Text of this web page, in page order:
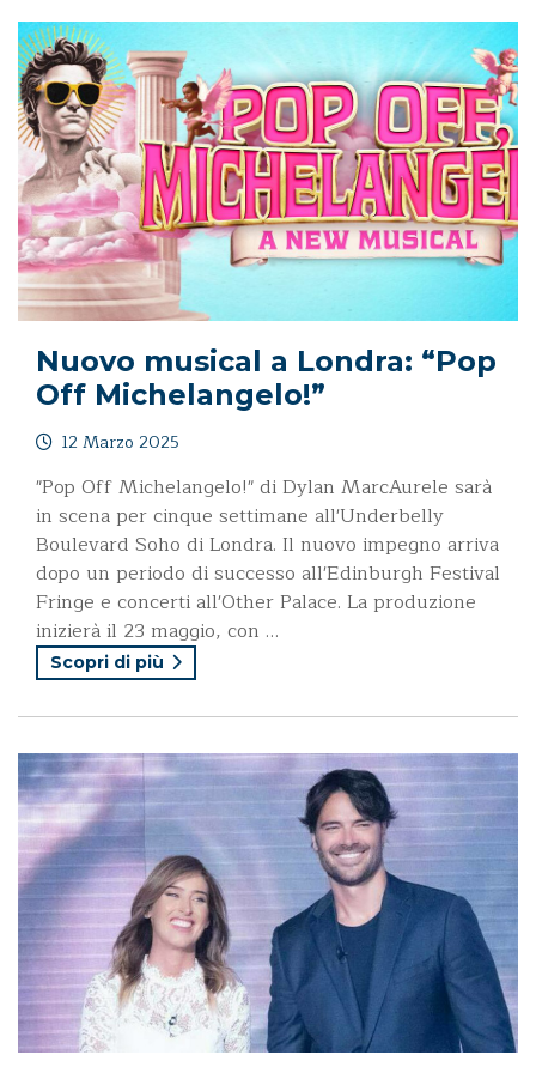
Nuovo musical a Londra: “Pop
Off Michelangelo!”
12 Marzo 2025
"Pop Off Michelangelo!" di Dylan MarcAurele sarà
in scena per cinque settimane all'Underbelly
Boulevard Soho di Londra. Il nuovo impegno arriva
dopo un periodo di successo all'Edinburgh Festival
Fringe e concerti all'Other Palace. La produzione
inizierà il 23 maggio, con …
Scopri di più